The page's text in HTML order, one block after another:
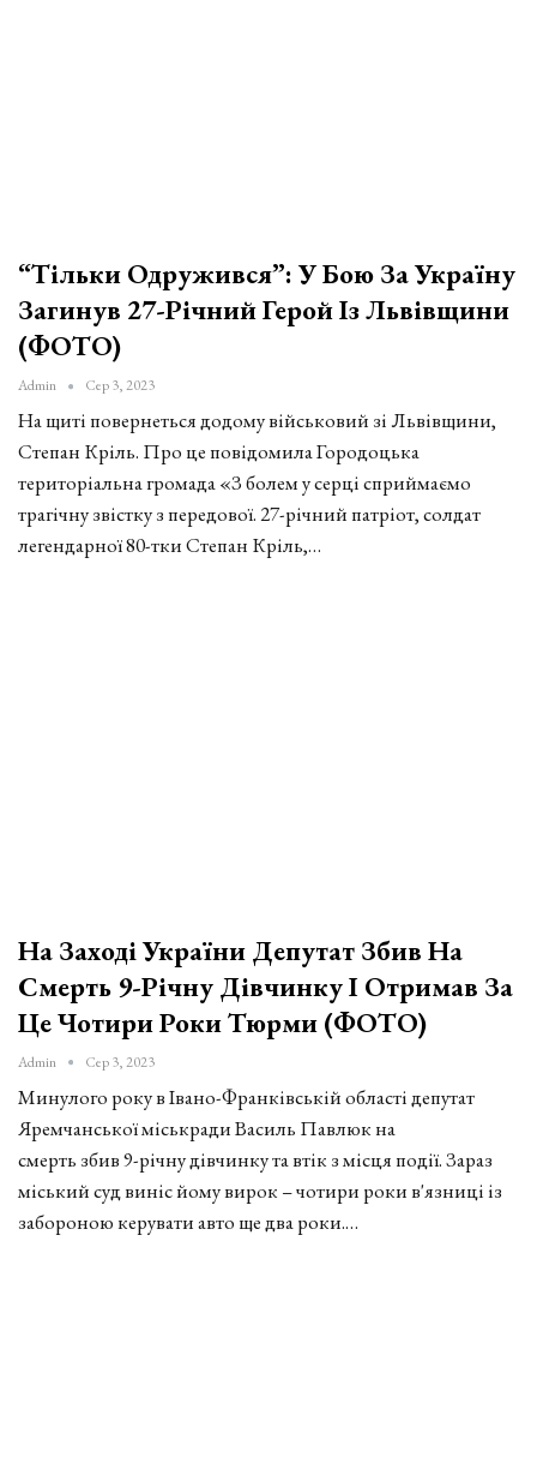
“Тільки Одружився”: У Бою За Україну
Загинув 27-Річний Герой Із Львівщини
(ФОТО)
Admin Сер 3, 2023
На щиті повернеться додому військовий зі Львівщини,
Степан Кріль. Про це повідомила Городоцька
територіальна громада «З болем у серці сприймаємо
трагічну звістку з передової. 27-річний патріот, солдат
легендарної 80-тки Степан Кріль,…
На Заході України Депутат Збив На
Смерть 9-Річну Дівчинку І Отримав За
Це Чотири Роки Тюрми (ФОТО)
Admin Сер 3, 2023
Минулого року в Івано-Франківській області депутат
Яремчанської міськради Василь Павлюк на
смерть збив 9-річну дівчинку та втік з місця події. Зараз
міський суд виніс йому вирок – чотири роки в'язниці із
забороною керувати авто ще два роки.…